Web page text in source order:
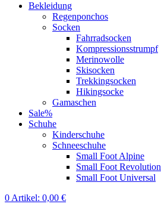
Bekleidung
Regenponchos
Socken
Fahrradsocken
Kompressionsstrumpf
Merinowolle
Skisocken
Trekkingsocken
Hikingsocke
Gamaschen
Sale%
Schuhe
Kinderschuhe
Schneeschuhe
Small Foot Alpine
Small Foot Revolution
Small Foot Universal
0 Artikel: 0,00 €